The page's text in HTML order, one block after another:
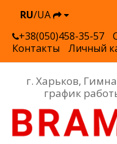
RU/UA
+38(050)458-35-57
Контакты
Личный
г. Харьков,
график